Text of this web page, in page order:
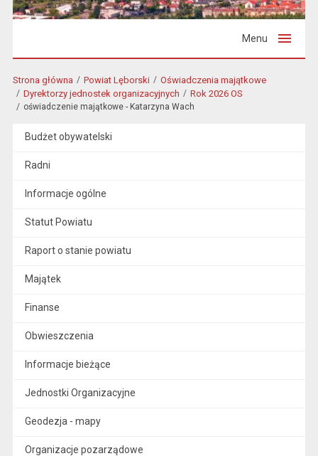
Menu
Strona główna Powiat Lęborski
Oświadczenia majątkowe
Dyrektorzy jednostek organizacyjnych
Rok 2026 OS
oświadczenie majątkowe - Katarzyna Wach
Budżet obywatelski
Radni
Informacje ogólne
Statut Powiatu
Raport o stanie powiatu
Majątek
Finanse
Obwieszczenia
Informacje bieżące
Jednostki Organizacyjne
Geodezja - mapy
Organizacje pozarządowe